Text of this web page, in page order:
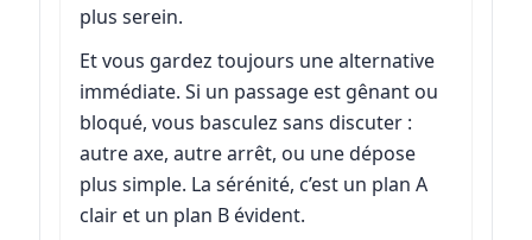
plus serein.
Et vous gardez toujours une alternative
immédiate. Si un passage est gênant ou
bloqué, vous basculez sans discuter :
autre axe, autre arrêt, ou une dépose
plus simple. La sérénité, c’est un plan A
clair et un plan B évident.